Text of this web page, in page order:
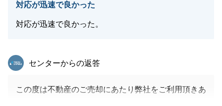
対応が迅速で良かった
対応が迅速で良かった。
東急リバブル
センターからの返答
この度は不動産のご売却にあたり弊社をご利用頂きあ